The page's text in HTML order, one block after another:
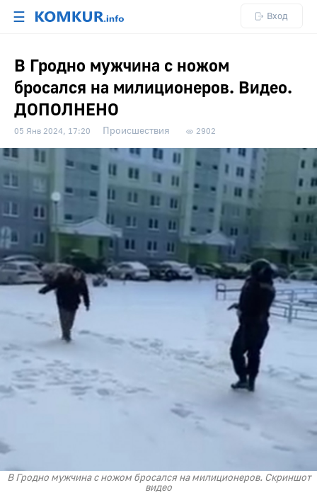
☰ Вход
В Гродно мужчина с ножом
бросался на милиционеров. Видео.
ДОПОЛНЕНО
05 Янв 2024, 17:20 Происшествия 2902
В Гродно мужчина с ножом бросался на милиционеров. Скриншот
видео